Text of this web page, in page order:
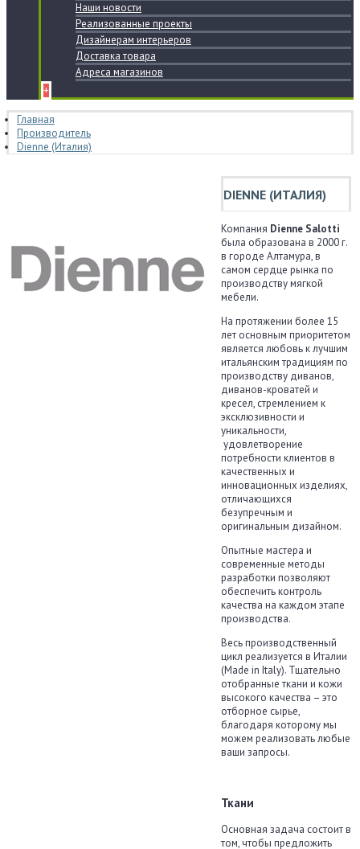
Наши новости
Реализованные проекты
Дизайнерам интерьеров
Доставка товара
Адреса магазинов
+
Главная
Производитель
Dienne (Италия)
DIENNE (ИТАЛИЯ)
Компания Dienne Salotti
была образована в 2000 г.
в городе Алтамура, в
самом сердце рынка по
производству мягкой
мебели.
На протяжении более 15
лет основным приоритетом
является любовь к лучшим
итальянским традициям по
производству диванов,
диванов-кроватей и
кресел, стремлением к
эксклюзивности и
уникальности,
удовлетворение
потребности клиентов в
качественных и
инновационных изделиях,
отличающихся
безупречным и
оригинальным дизайном.
Опытные мастера и
современные методы
разработки позволяют
обеспечить контроль
качества на каждом этапе
производства.
Весь производственный
цикл реализуется в Италии
(Made in Italy). Тщательно
отобранные ткани и кожи
высокого качества – это
отборное сырье,
благодаря которому мы
можем реализовать любые
ваши запросы.
Ткани
Основная задача состоит в
том, чтобы предложить